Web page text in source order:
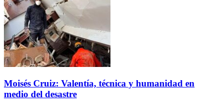
Moisés Cruiz: Valentía, técnica y humanidad en
medio del desastre